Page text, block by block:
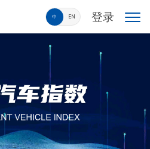
中 EN 登录